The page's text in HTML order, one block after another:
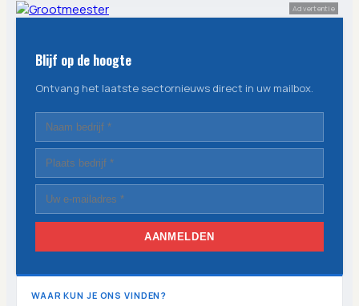
Advertentie
Blijf op de hoogte
Ontvang het laatste sectornieuws direct in uw mailbox.
AANMELDEN
WAAR KUN JE ONS VINDEN?